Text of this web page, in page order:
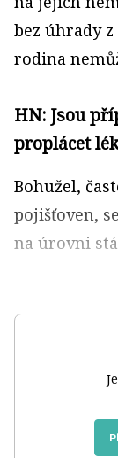
bez úhrady
rodina
HN: Jsou
proplácet
Bohužel,
pojišťoven,
na úrovni